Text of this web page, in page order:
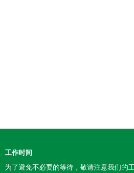
工作时间
为了避免不必要的等待，敬请注意我们的